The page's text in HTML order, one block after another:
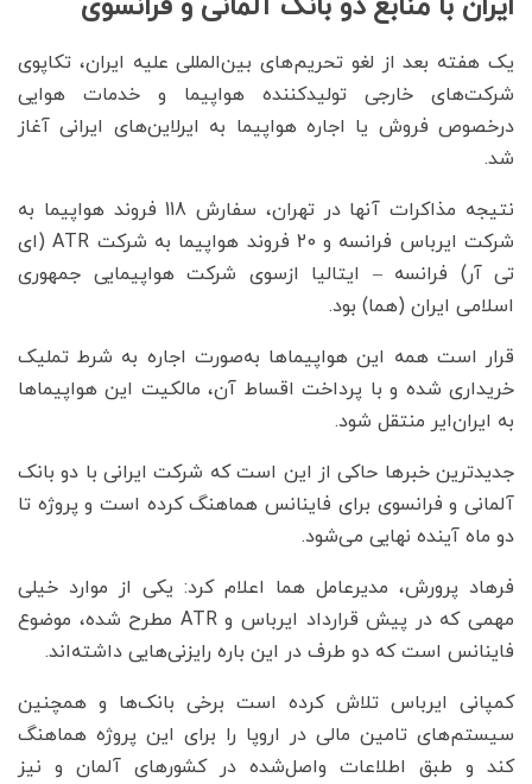
یک هفته بعد از لغو تحریم‌های بین‌المللی علیه ایران، تکاپوی
شرکت‌های خارجی تولیدکننده هواپیما و خدمات هوایی
درخصوص فروش یا اجاره‌ هواپیما به ایرلاین‌های ایرانی آغاز
شد.
نتیجه مذاکرات آنها در تهران، سفارش 118 فروند هواپیما به
شرکت ایرباس فرانسه و 20 فروند هواپیما به شرکت ATR (ای
تی آر) فرانسه – ایتالیا ازسوی شرکت هواپیمایی جمهوری
اسلامی ایران (هما) بود.
قرار است همه این هواپیماها به‌صورت اجاره به شرط تملیک
خریداری شده و با پرداخت اقساط آن، مالکیت این هواپیماها
به ایران‌ایر منتقل شود.
جدیدترین خبرها حاکی از این است که شرکت ایرانی با دو بانک
آلمانی و فرانسوی برای فاینانس هماهنگ کرده است و پروژه تا
دو ماه آینده نهایی می‌شود.
فرهاد پرورش، مدیرعامل هما اعلام کرد: یکی از موارد خیلی
مهمی که در پیش قرارداد ایرباس و ATR مطرح شده، موضوع
فاینانس است که دو طرف در این باره رایزنی‌هایی داشته‌اند.
کمپانی ایرباس تلاش کرده است برخی بانک‌ها و همچنین
سیستم‌های تامین مالی در اروپا را برای این پروژه هماهنگ
کند و طبق اطلاعات واصل‌شده در کشورهای آلمان و نیز